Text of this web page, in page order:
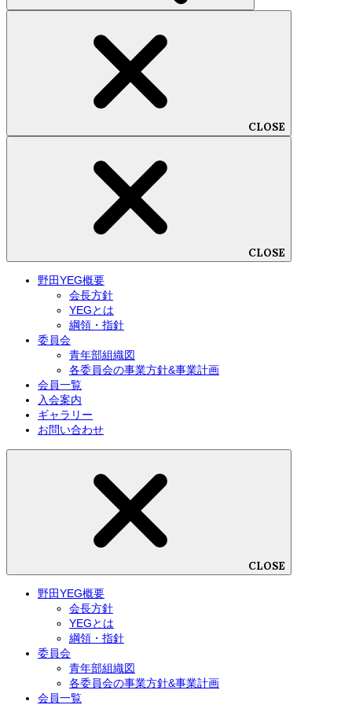
CLOSE
CLOSE
野田YEG概要
会長方針
YEGとは
綱領・指針
委員会
青年部組織図
各委員会の事業方針&事業計画
会員一覧
入会案内
ギャラリー
お問い合わせ
CLOSE
野田YEG概要
会長方針
YEGとは
綱領・指針
委員会
青年部組織図
各委員会の事業方針&事業計画
会員一覧